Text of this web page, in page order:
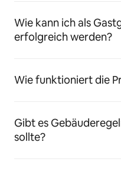
Wie kann ich als
erfolgreich werden?
Wie funktioniert die
Gibt es
sollte?